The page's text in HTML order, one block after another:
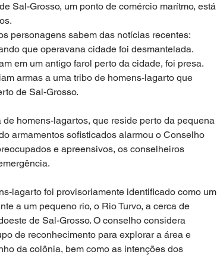
Sal-Grosso, um ponto de comércio marítmo, está
personagens sabem das notícias recentes:
que operavana cidade foi desmantelada.
em um antigo farol perto da cidade, foi presa.
armas a uma tribo de homens-lagarto que
de Sal-Grosso.
homens-lagartos, que reside perto da pequena
armamentos sofisticados alarmou o Conselho
e apreensivos, os conselheiros
lagarto foi provisoriamente identificado como um
a um pequeno rio, o Rio Turvo, a cerca de
de Sal-Grosso. O conselho considera
de reconhecimento para explorar a área e
da colônia, bem como as intenções dos